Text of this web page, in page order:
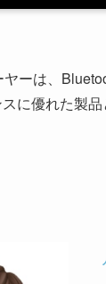
ーは、
に優れた製品